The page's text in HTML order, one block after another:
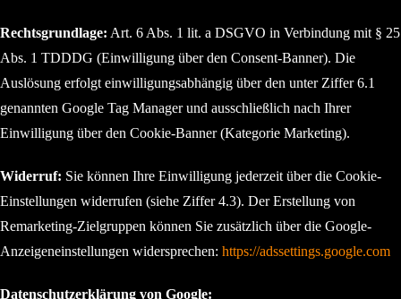
Rechtsgrundlage: Art. 6 Abs. 1 lit. a DSGVO in Verbindung mit § 25
Abs. 1 TDDDG (Einwilligung über den Consent-Banner). Die
Auslösung erfolgt einwilligungsabhängig über den unter Ziffer 6.1
genannten Google Tag Manager und ausschließlich nach Ihrer
Einwilligung über den Cookie-Banner (Kategorie Marketing).
Widerruf: Sie können Ihre Einwilligung jederzeit über die Cookie-
Einstellungen widerrufen (siehe Ziffer 4.3). Der Erstellung von
Remarketing-Zielgruppen können Sie zusätzlich über die Google-
Anzeigeneinstellungen widersprechen: https://adssettings.google.com
Datenschutzerklärung von Google: